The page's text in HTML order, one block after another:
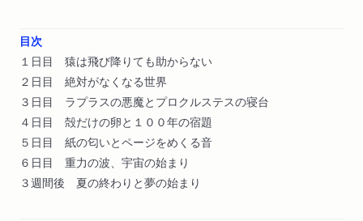
目次
１日目 猿は飛び降りても助からない
２日目 絶対がなくなる世界
３日目 ラプラスの悪魔とプロクルステスの寝台
４日目 殻だけの卵と１００年の宿題
５日目 紙の匂いとページをめくる音
６日目 重力の波、宇宙の始まり
３週間後 夏の終わりと夢の始まり